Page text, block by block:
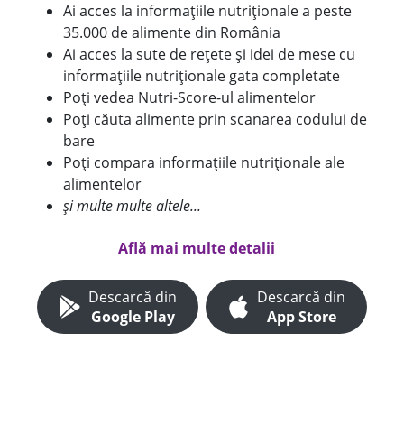
Ai acces la informațiile nutriționale a peste
35.000 de alimente din România
Ai acces la sute de rețete și idei de mese cu
informațiile nutriționale gata completate
Poți vedea Nutri-Score-ul alimentelor
Poți căuta alimente prin scanarea codului de
bare
Poți compara informațiile nutriționale ale
alimentelor
și multe multe altele...
Află mai multe detalii
Descarcă din
Google Play
Descarcă din
App Store